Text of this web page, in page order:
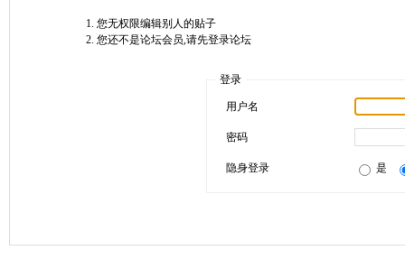
您无权限编辑别人的贴子
您还不是论坛会员,请先登录论坛
登录
用户名
密码
隐身登录 是